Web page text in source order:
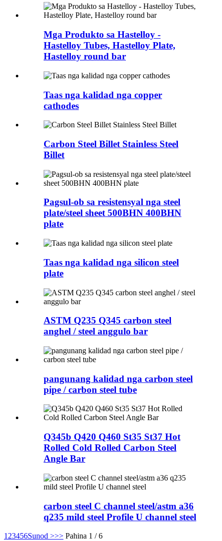
Mga Produkto sa Hastelloy -
Hastelloy Tubes, Hastelloy Plate,
Hastelloy round bar
Taas nga kalidad nga copper
cathodes
Carbon Steel Billet Stainless Steel
Billet
Pagsul-ob sa resistensyal nga steel
plate/steel sheet 500BHN 400BHN
plate
Taas nga kalidad nga silicon steel
plate
ASTM Q235 Q345 carbon steel
anghel / steel anggulo bar
pangunang kalidad nga carbon steel
pipe / carbon steel tube
Q345b Q420 Q460 St35 St37 Hot
Rolled Cold Rolled Carbon Steel
Angle Bar
carbon steel C channel steel/astm a36
q235 mild steel Profile U channel steel
1 23456Sunod >>> Pahina 1 / 6